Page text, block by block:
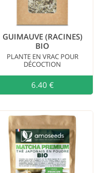
Ajouter au
GUIMAUVE (RACINES)
BIO
PLANTE EN VRAC POUR
DÉCOCTION
6.40 €